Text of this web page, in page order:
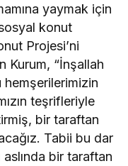
yaymak için
konut
Projesi’ni
Kurum, “İnşallah
teşrifleriyle
bir taraftan
Tabii bu dar
aslında bir taraftan